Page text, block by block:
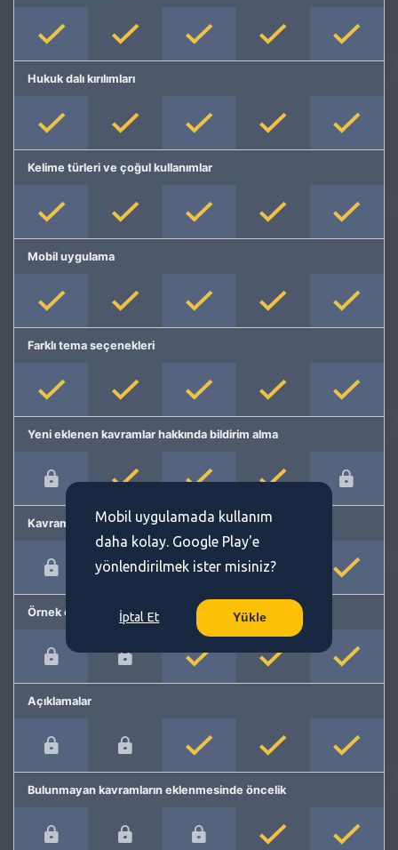
Hukuk dalı kırılımları
Kelime türleri ve çoğul kullanımlar
Mobil uygulama
Farklı tema seçenekleri
Yeni eklenen kavramlar hakkında bildirim alma
Kavram önerme
Örnek cümleler
Açıklamalar
Bulunmayan kavramların eklenmesinde öncelik
Mobil uygulamada kullanım
daha kolay. Google Play'e
yönlendirilmek ister misiniz?
İptal Et Yükle